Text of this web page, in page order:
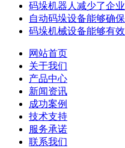
码垛机器人减少了企
自动码垛设备能够确
码垛机械设备能够有
网站首页
关于我们
产品中心
新闻资讯
成功案例
技术支持
服务承诺
联系我们